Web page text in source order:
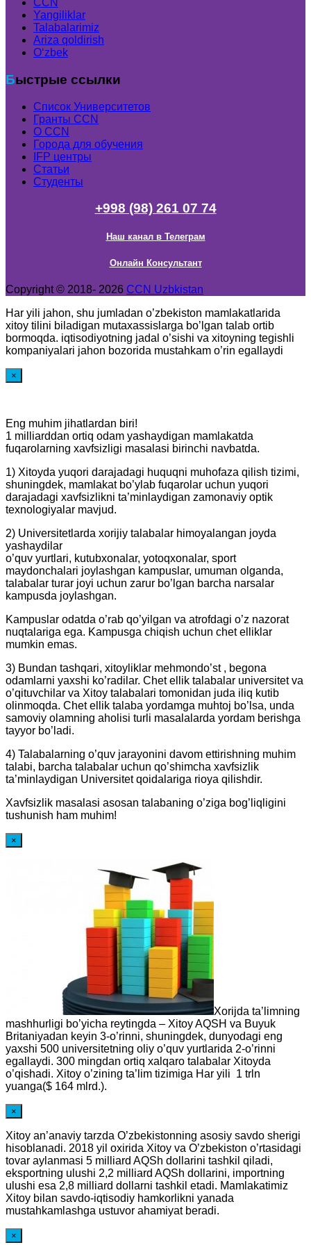
CCN
Yangiliklar
Talabalarimiz
Ariza qoldirish
Oʻzbek
Быстрые ссылки
Список Университетов
Гранты ССN
О ССN
Города для обучения
IFP центры
Статьи
Студенты
+998 (98) 261 07 74
Наш канал в Телеграм
Онлайн Консультант
Copyright © 2018- 2026 CCN Uzbkistan
Har yili jahon, shu jumladan o’zbekiston mamlakatlarida
xitoy tilini biladigan mutaxassislarga bo’lgan talab ortib
bormoqda. iqtisodiyotning jadal o’sishi va xitoyning tegishli
kompaniyalari jahon bozorida mustahkam o’rin egallaydi
×
Eng muhim jihatlardan biri!
1 milliarddan ortiq odam yashaydigan mamlakatda
fuqarolarning xavfsizligi masalasi birinchi navbatda.
1) Xitoyda yuqori darajadagi huquqni muhofaza qilish tizimi,
shuningdek, mamlakat bo’ylab fuqarolar uchun yuqori
darajadagi xavfsizlikni ta’minlaydigan zamonaviy optik
texnologiyalar mavjud.
2) Universitetlarda xorijiy talabalar himoyalangan joyda
yashaydilar
o’quv yurtlari, kutubxonalar, yotoqxonalar, sport
maydonchalari joylashgan kampuslar, umuman olganda,
talabalar turar joyi uchun zarur bo’lgan barcha narsalar
kampusda joylashgan.
Kampuslar odatda o’rab qo’yilgan va atrofdagi o’z nazorat
nuqtalariga ega. Kampusga chiqish uchun chet elliklar
mumkin emas.
3) Bundan tashqari, xitoyliklar mehmondo’st , begona
odamlarni yaxshi ko’radilar. Chet ellik talabalar universitet va
o’qituvchilar va Xitoy talabalari tomonidan juda iliq kutib
olinmoqda. Chet ellik talaba yordamga muhtoj bo’lsa, unda
samoviy olamning aholisi turli masalalarda yordam berishga
tayyor bo’ladi.
4) Talabalarning o’quv jarayonini davom ettirishning muhim
talabi, barcha talabalar uchun qo’shimcha xavfsizlik
ta’minlaydigan Universitet qoidalariga rioya qilishdir.
Xavfsizlik masalasi asosan talabaning o’ziga bog’liqligini
tushunish ham muhim!
×
Xorijda ta’limning
mashhurligi bo’yicha reytingda – Xitoy AQSH va Buyuk
Britaniyadan keyin 3-o’rinni, shuningdek, dunyodagi eng
yaxshi 500 universitetning oliy o’quv yurtlarida 2-o’rinni
egallaydi. 300 mingdan ortiq xalqaro talabalar Xitoyda
o’qishadi. Xitoy o’zining ta’lim tizimiga Har yili 1 trln
yuanga($ 164 mlrd.).
×
Xitoy an’anaviy tarzda O’zbekistonning asosiy savdo sherigi
hisoblanadi. 2018 yil oxirida Xitoy va O’zbekiston o’rtasidagi
tovar aylanmasi 5 milliard AQSh dollarini tashkil qiladi,
eksportning ulushi 2,2 milliard AQSh dollarini, importning
ulushi esa 2,8 milliard dollarni tashkil etadi. Mamlakatimiz
Xitoy bilan savdo-iqtisodiy hamkorlikni yanada
mustahkamlashga ustuvor ahamiyat beradi.
×